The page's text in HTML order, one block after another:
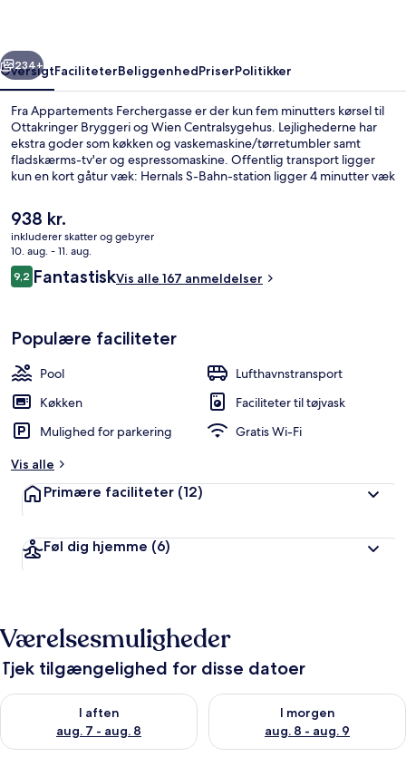
Næste
234+
OversigtFaciliteterBeliggenhedPriserPolitikker
Fra Appartements Ferchergasse er der kun fem minutters kørsel til
Ottakringer Bryggeri og Wien Centralsygehus. Lejlighederne har
ekstra goder som køkken og vaskemaskine/tørretumbler samt
fladskærms-tv'er og espressomaskine. Offentlig transport ligger
kun en kort gåtur væk: Hernals S-Bahn-station ligger 4 minutter væk
Den
nuværende
pris
er
938 kr.
938 kr.
inkluderer skatter og gebyrer
10. aug. - 11. aug.
Anmeldelser
9,29,2 ud af 10.
FantastiskVis alle 167 anmeldelser
Populære faciliteter
Pool
Lufthavnstransport
Køkken
Faciliteter til tøjvask
Mulighed for parkering
Gratis Wi-Fi
Vis alle
Primære faciliteter (12)
Føl dig hjemme (6)
Værelsesmuligheder
Tjek tilgængelighed for disse datoer
I aften
aug. 7 - aug. 8
Tjek tilgængelighed for i aften aug. 7 - aug. 8
I morgen
aug. 8 - aug. 9
Tjek tilgængelighed for i